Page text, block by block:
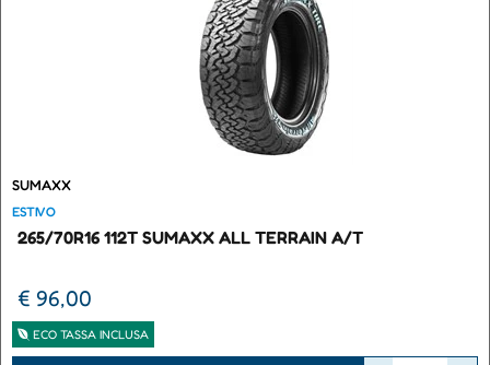
SUMAXX
ESTIVO
265/70R16 112T SUMAXX ALL TERRAIN A/T
€ 96,00
ECO TASSA INCLUSA